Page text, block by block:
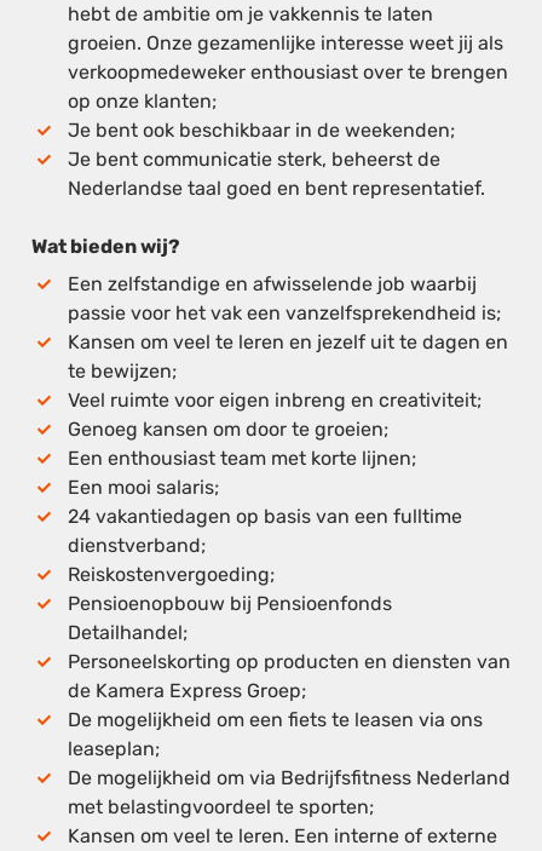
hebt de ambitie om je vakkennis te laten
groeien. Onze gezamenlijke interesse weet jij als
verkoopmedeweker enthousiast over te brengen
op onze klanten;
Je bent ook beschikbaar in de weekenden;
Je bent communicatie sterk, beheerst de
Nederlandse taal goed en bent representatief.
Wat bieden wij?
Een zelfstandige en afwisselende job waarbij
passie voor het vak een vanzelfsprekendheid is;
Kansen om veel te leren en jezelf uit te dagen en
te bewijzen;
Veel ruimte voor eigen inbreng en creativiteit;
Genoeg kansen om door te groeien;
Een enthousiast team met korte lijnen;
Een mooi salaris;
24 vakantiedagen op basis van een fulltime
dienstverband;
Reiskostenvergoeding;
Pensioenopbouw bij Pensioenfonds
Detailhandel;
Personeelskorting op producten en diensten van
de Kamera Express Groep;
De mogelijkheid om een fiets te leasen via ons
leaseplan;
De mogelijkheid om via Bedrijfsfitness Nederland
met belastingvoordeel te sporten;
Kansen om veel te leren. Een interne of externe